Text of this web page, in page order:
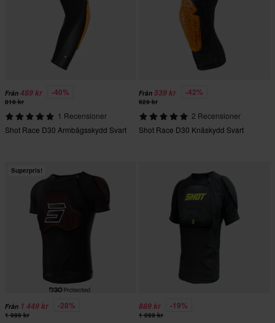
Från 489 kr -40%
819 kr
1 Recensioner
Shot Race D30 Armbågsskydd Svart
Från 539 kr -42%
929 kr
2 Recensioner
Shot Race D30 Knäskydd Svart
Superpris!
Från 1 449 kr -28%
1 999 kr
889 kr -19%
1 099 kr